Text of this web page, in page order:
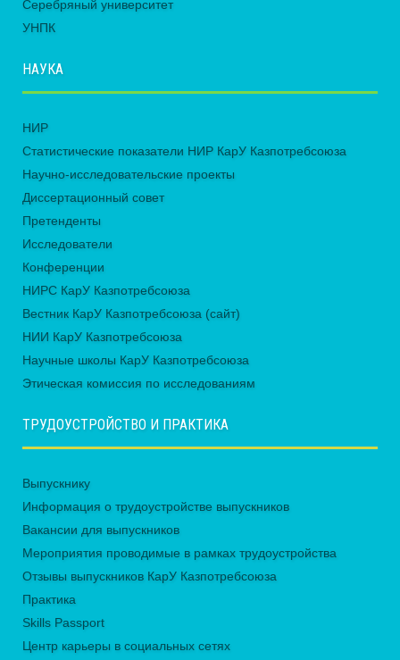
Серебряный университет
УНПК
НАУКА
НИР
Статистические показатели НИР КарУ Казпотребсоюза
Научно-исследовательские проекты
Диссертационный совет
Претенденты
Исследователи
Конференции
НИРС КарУ Казпотребсоюза
Вестник КарУ Казпотребсоюза (сайт)
НИИ КарУ Казпотребсоюза
Научные школы КарУ Казпотребсоюза
Этическая комиссия по исследованиям
ТРУДОУСТРОЙСТВО И ПРАКТИКА
Выпускнику
Информация о трудоустройстве выпускников
Вакансии для выпускников
Мероприятия проводимые в рамках трудоустройства
Отзывы выпускников КарУ Казпотребсоюза
Практика
Skills Passport
Центр карьеры в социальных сетях